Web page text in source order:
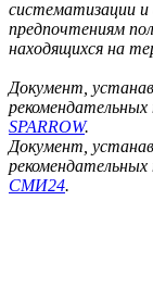
систематизации и
предпочтениям
находящихся на
Документ,
SPARROW.
Документ,
СМИ24.